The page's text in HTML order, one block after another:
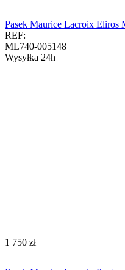
Pasek Maurice Lacroix Eliros
REF:
ML740-005148
Wysyłka 24h
‍1 750‍ zł